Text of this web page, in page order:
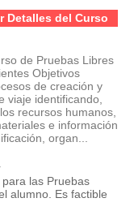
Detalles del Curso
de Pruebas Libres
Objetivos
de creación y
viaje identificando,
recursos humanos,
e información
organ...
las Pruebas
alumno. Es factible